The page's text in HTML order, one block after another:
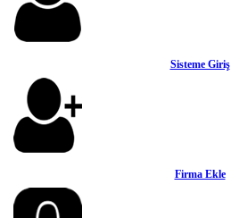
Sisteme Giriş
Firma Ekle